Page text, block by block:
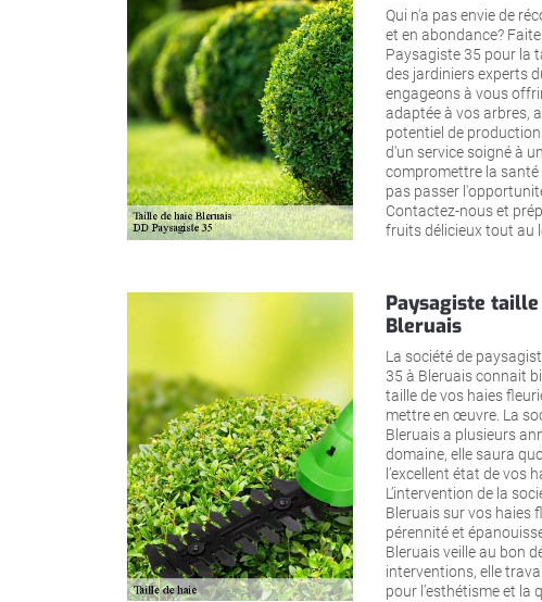
Qui n'a pas envie de
et en abondance?
Paysagiste 35 pour la
des jardiniers experts
engageons à vous
adaptée à vos arbres,
potentiel de
d'un service soigné à
compromettre la santé
pas passer
Contactez-nous et
fruits délicieux tout au
Paysagiste
Bleruais
La société de
35 à Bleruais connait
taille de vos haies
mettre en œuvre. La
Bleruais a plusieurs
domaine, elle saura
l’excellent état de vos
L’intervention de la
Bleruais sur vos haies
pérennité et
Bleruais veille au bon
interventions, elle
pour l’esthétisme et la